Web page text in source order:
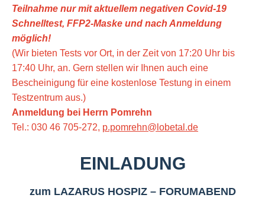
Teilnahme nur mit aktuellem negativen Covid-19
Schnelltest, FFP2-Maske und nach Anmeldung
möglich!
(Wir bieten Tests vor Ort, in der Zeit von 17:20 Uhr bis
17:40 Uhr, an. Gern stellen wir Ihnen auch eine
Bescheinigung für eine kostenlose Testung in einem
Testzentrum aus.)
Anmeldung bei Herrn Pomrehn
Tel.: 030 46 705-272, p.pomrehn@lobetal.de
EINLADUNG
zum LAZARUS HOSPIZ – FORUMABEND